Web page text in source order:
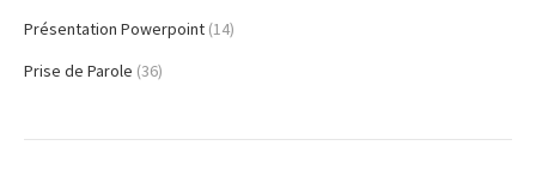
Présentation Powerpoint (14)
Prise de Parole (36)